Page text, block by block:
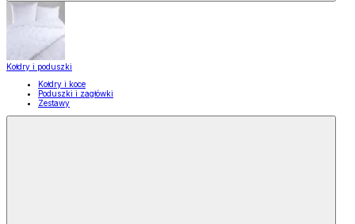
Kołdry i poduszki
Kołdry i koce
Poduszki i zagłówki
Zestawy